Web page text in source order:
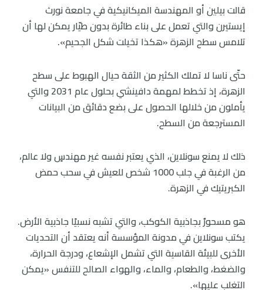
قالت بيلين أو المهندسة الميكانيكية في جامعة نورث
إيستيرن والتي تعمل على بناء طائرة بدون طيّار يمكن لها أن
تلامس سطح الزهرة «هكذا تخيلت شكل الجحيم».
حتّى ناسا لا تملك الكثير من الثقة حيال الهبوط على سطح
الزهرة، إذ تخطط لمهمة دافينشي بحلول عام 2031 والتي
يأملون من خلالها الحصول على بضع دقائق من البيانات
المسترجعة من السطح.
ذلك لا يمنع سونلاين، الذي يعتبر نفسه غير مهندسٍ ولا عالم،
من الرغبة في جلب 1000 شخص للعيش في سحب حمض
الكبريتيك في الزهرة.
هو مسحورٌ بجاذبية الكوكب، والتي تشبه نسبيًا جاذبية الأرض.
يكتب سونلاين في مدونة المؤسسة أنه يعتقد أن التحديات
الأخرى للبيئة القاسية التي تشمل الإشعاع، ودرجة الحرارة،
والضغط، والطعام، والماء، والهواء الصالح للتنفس «يمكن
التغلب عليها».